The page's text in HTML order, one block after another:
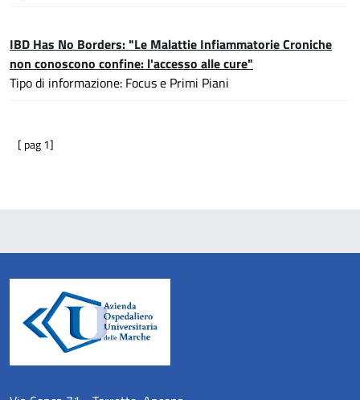
IBD Has No Borders: "Le Malattie Infiammatorie Croniche
non conoscono confine: l'accesso alle cure"
Tipo di informazione: Focus e Primi Piani
[ pag 1]